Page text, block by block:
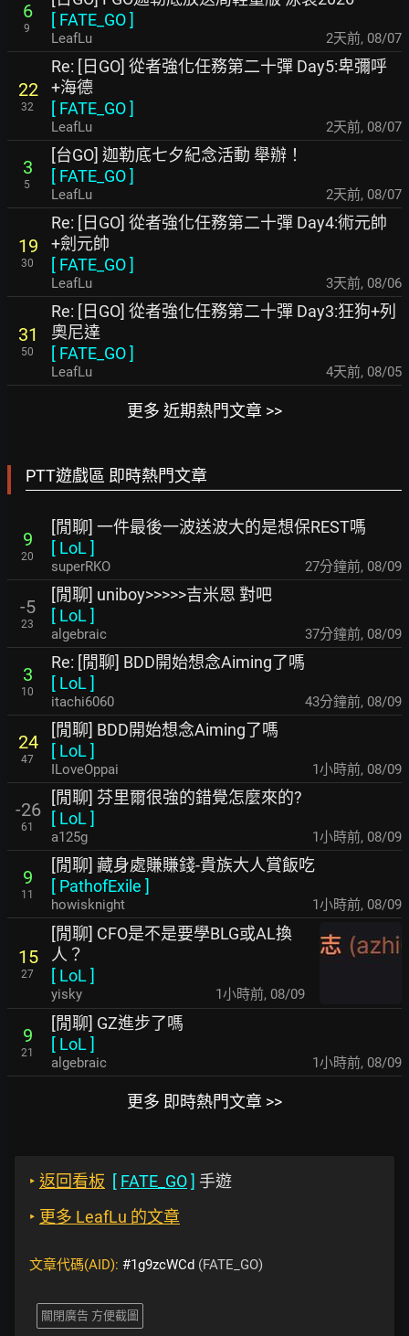
6
9
[ FATE_GO]
LeafLu 2天前, 08/07
22
32
Re: [日GO] 從者強化任務第二十彈 Day5:卑彌呼
+海德
[ FATE_GO]
LeafLu 2天前, 08/07
3
5
[台GO] 迦勒底七夕紀念活動 舉辦！
[ FATE_GO]
LeafLu 2天前, 08/07
19
30
Re: [日GO] 從者強化任務第二十彈 Day4:術元帥
+劍元帥
[ FATE_GO]
LeafLu 3天前, 08/06
31
50
Re: [日GO] 從者強化任務第二十彈 Day3:狂狗+列
奧尼達
[ FATE_GO]
LeafLu 4天前, 08/05
更多 近期熱門文章 >>
PTT遊戲區 即時熱門文章
9
20
[閒聊] 一件最後一波送波大的是想保REST嗎
[ LoL]
superRKO 27分鐘前, 08/09
-5
23
[閒聊] uniboy>>>>>吉米恩 對吧
[ LoL]
algebraic 37分鐘前, 08/09
3
10
Re: [閒聊] BDD開始想念Aiming了嗎
[ LoL]
itachi6060 43分鐘前, 08/09
24
47
[閒聊] BDD開始想念Aiming了嗎
[ LoL]
ILoveOppai 1小時前, 08/09
-26
61
[閒聊] 芬里爾很強的錯覺怎麼來的?
[ LoL]
a125g 1小時前, 08/09
9
11
[閒聊] 藏身處賺賺錢-貴族大人賞飯吃
[ PathofExile ]
howisknight 1小時前, 08/09
15
27
[閒聊] CFO是不是要學BLG或AL換
人？
[ LoL]
yisky 1小時前, 08/09
9
21
[閒聊] GZ進步了嗎
[ LoL]
algebraic 1小時前, 08/09
更多 即時熱門文章 >>
‣ 返回看板 [ FATE_GO] 手遊
‣ 更多 LeafLu 的文章
文章代碼(AID): #1g9zcWCd (FATE_GO)
關閉廣告 方便截圖